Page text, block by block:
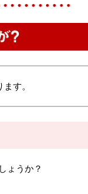
す。
ょうか？